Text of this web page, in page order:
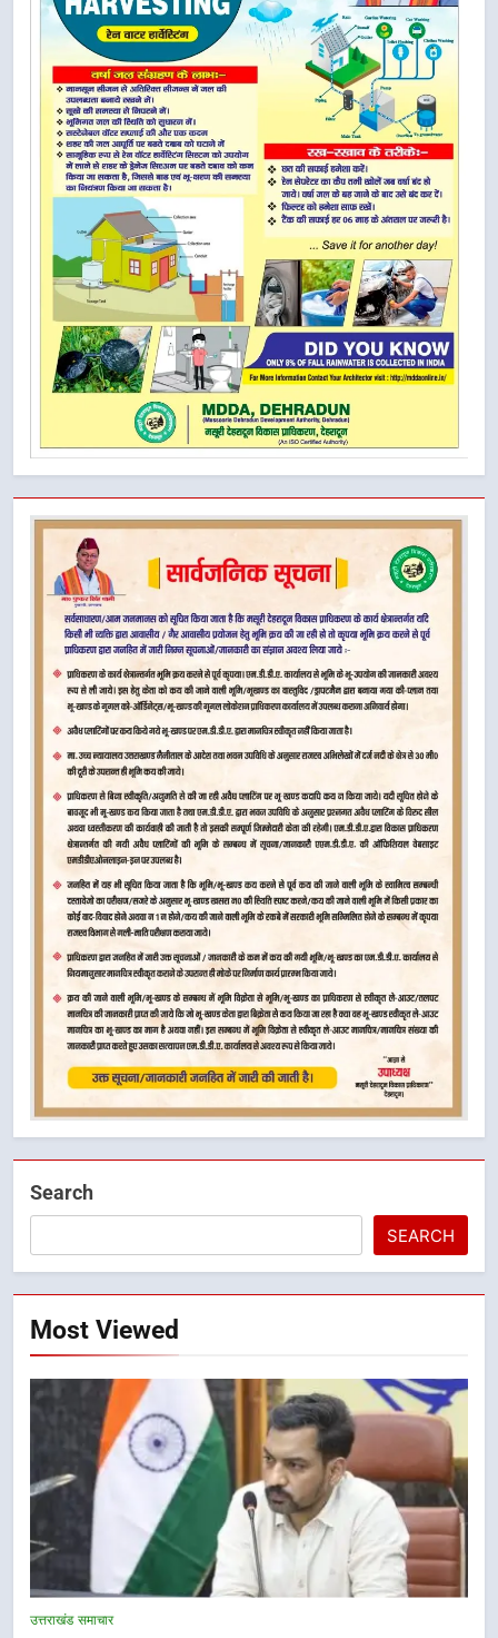
Search
SEARCH
Most Viewed
उत्तराखंड समाचार
राष्ट्रीय हथकरघा दिवस पर मुख्यमंत्री